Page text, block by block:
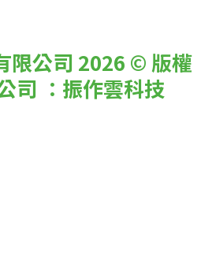
限公司 2026 © 版權
司 ：振作雲科技